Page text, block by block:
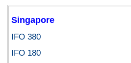
Singapore
IFO 380
IFO 180